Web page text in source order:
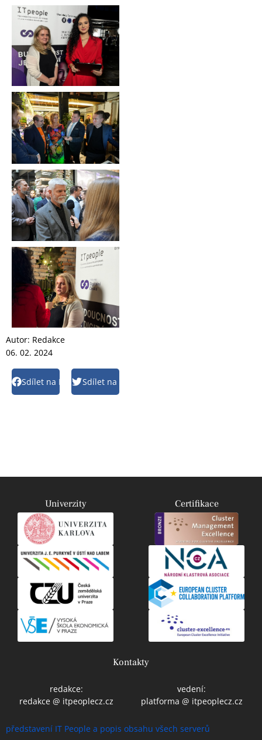
Autor: Redakce
06. 02. 2024
Sdílet na FacebookSdílet na Twitter
Univerzity Certifikace
Kontakty
redakce:
redakce @ itpeoplecz.cz
vedení:
platforma @ itpeoplecz.cz
představení IT People a popis obsahu všech serverů